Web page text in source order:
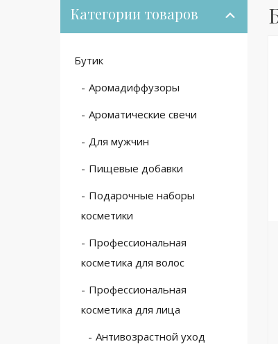
Категории товаров
Бутик
Аромадиффузоры
Ароматические свечи
Для мужчин
Пищевые добавки
Подарочные наборы
косметики
Профессиональная
косметика для волос
Профессиональная
косметика для лица
Антивозрастной уход